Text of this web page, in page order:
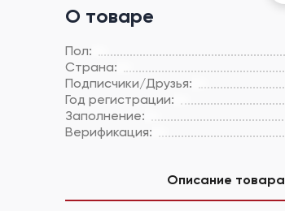
О товаре
Пол:
Страна:
Подписчики/Друзья:
Год регистрации:
Заполнение:
Верификация:
Описание товара